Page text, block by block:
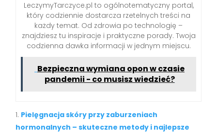
LeczymyTarczyce.pl to ogólnotematyczny portal,
który codziennie dostarcza rzetelnych treści na
każdy temat. Od zdrowia po technologię –
znajdziesz tu inspiracje i praktyczne porady. Twoja
codzienna dawka informacji w jednym miejscu.
Bezpieczna wymiana opon w czasie
pandemii - co musisz wiedzieć?
Pielęgnacja skóry przy zaburzeniach
hormonalnych – skuteczne metody i najlepsze